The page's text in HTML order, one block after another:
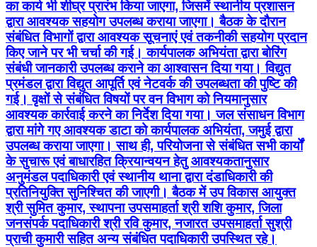
का कार्य भी शीघ्र प्रारंभ किया जाएगा, जिसमें स्थानीय प्रशासन
द्वारा आवश्यक सहयोग उपलब्ध कराया जाएगा। बैठक के दौरान
संबंधित विभागों द्वारा आवश्यक सूचनाएं एवं तकनीकी सहयोग प्रदान
किए जाने पर भी चर्चा की गई। कार्यपालक अभियंता द्वारा बोरिंग
संबंधी जानकारी उपलब्ध कराने का आश्वासन दिया गया। विद्युत
प्रमंडल द्वारा विद्युत आपूर्ति एवं नेटवर्क की उपलब्धता की पुष्टि की
गई। वृक्षों से संबंधित विषयों पर वन विभाग को नियमानुसार
आवश्यक कार्रवाई करने का निर्देश दिया गया। जल संसाधन विभाग
द्वारा मांगे गए आवश्यक डाटा को कार्यपालक अभियंता, जमुई द्वारा
उपलब्ध कराया जाएगा। साथ ही, परियोजना से संबंधित सभी कार्यों
के सुचारू एवं बाधारहित क्रियान्वयन हेतु आवश्यकतानुसार
अनुमंडल पदाधिकारी एवं स्थानीय थाना द्वारा दंडाधिकारी की
प्रतिनियुक्ति सुनिश्चित की जाएगी। बैठक में उप विकास आयुक्त
श्री सुमित कुमार, स्थापना उपसमाहर्ता श्री शशि कुमार, जिला
जनसंपर्क पदाधिकारी श्री रवि कुमार, नजारत उपसमाहर्ता सुश्री
प्राची कुमारी सहित अन्य संबंधित पदाधिकारी उपस्थित रहे।